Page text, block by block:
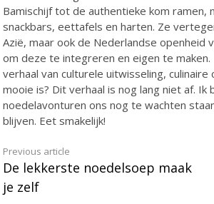
Bamischijf tot de authentieke kom ramen,
snackbars, eettafels en harten. Ze
Azië, maar ook de Nederlandse openheid
om deze te integreren en eigen te
verhaal van culturele uitwisseling,
mooie is? Dit verhaal is nog lang niet af.
noedelavonturen ons nog te wachten
blijven. Eet smakelijk!
Continue
Reading
Previous article
De lekkerste noedelsoep maak
je zelf